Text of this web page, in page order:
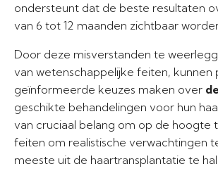
ondersteunt dat de beste resultaten
van 6 tot 12 maanden zichtbaar
Door deze misverstanden te
van wetenschappelijke feiten,
geïnformeerde keuzes maken over
geschikte behandelingen voor hun
van cruciaal belang om op de hoogte
feiten om realistische verwachtingen
meeste uit de haartransplantatie te